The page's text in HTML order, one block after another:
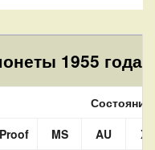
1955 года.
Состояние
Proof
MS AU
XF